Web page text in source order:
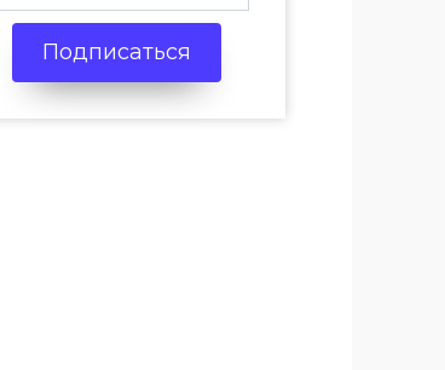
Подписаться